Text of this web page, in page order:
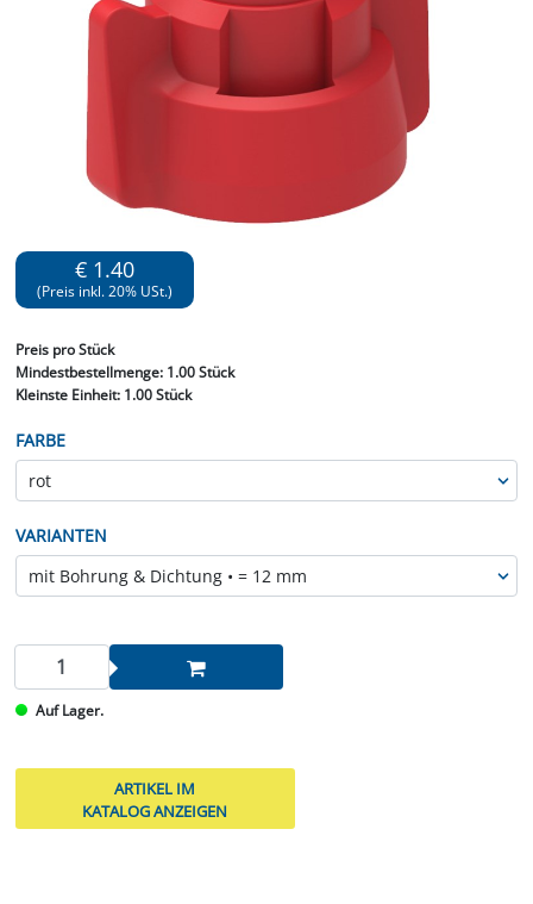
€ 1.40
(Preis inkl. 20% USt.)
Preis pro Stück
Mindestbestellmenge: 1.00 Stück
Kleinste Einheit:1.00 Stück
FARBE
VARIANTEN
Auf Lager.
ARTIKEL IM
KATALOG ANZEIGEN